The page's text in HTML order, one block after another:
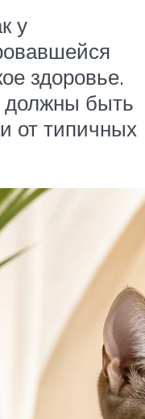
у
здоровье.
должны быть
от типичных